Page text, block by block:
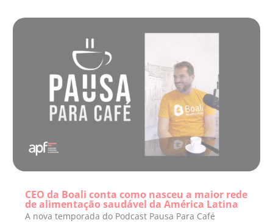
CEO da Boali conta como nasceu a maior rede
de alimentação saudável da América Latina
A nova temporada do Podcast Pausa Para Café